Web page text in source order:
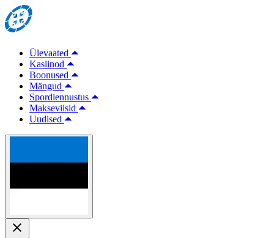
Ülevaated
Kasiinod
Boonused
Mängud
Spordiennustus
Makseviisid
Uudised